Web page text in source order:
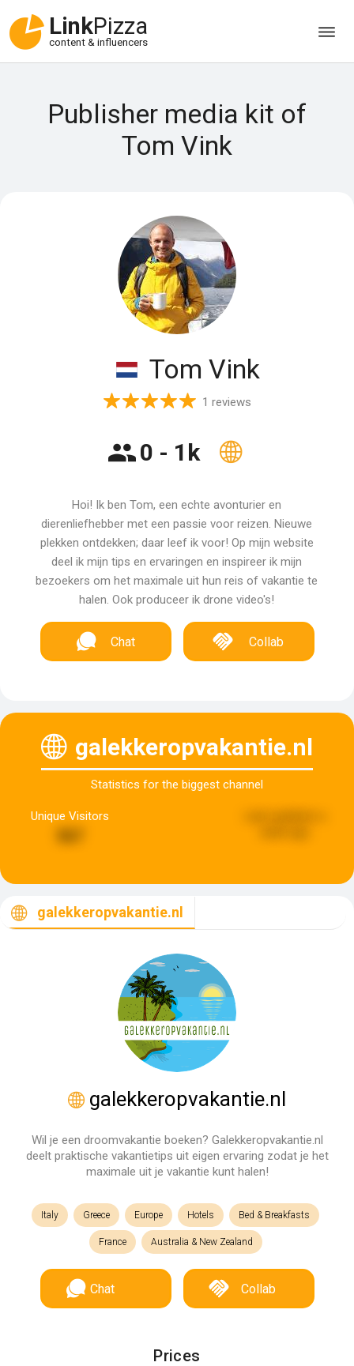
LinkPizza
content & influencers
Publisher media kit of
Tom Vink
Tom Vink
1 reviews
0 - 1k
Hoi! Ik ben Tom, een echte avonturier en
dierenliefhebber met een passie voor reizen. Nieuwe
plekken ontdekken; daar leef ik voor! Op mijn website
deel ik mijn tips en ervaringen en inspireer ik mijn
bezoekers om het maximale uit hun reis of vakantie te
halen. Ook produceer ik drone video's!
Chat Collab
galekkeropvakantie.nl
Statistics for the biggest channel
Unique Visitors
galekkeropvakantie.nl
galekkeropvakantie.nl
Wil je een droomvakantie boeken? Galekkeropvakantie.nl
deelt praktische vakantietips uit eigen ervaring zodat je het
maximale uit je vakantie kunt halen!
Italy Greece Europe Hotels Bed & Breakfasts
France Australia & New Zealand
Chat Collab
Prices